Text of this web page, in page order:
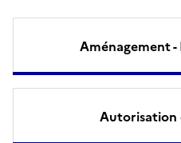
Aménagement
Autorisation